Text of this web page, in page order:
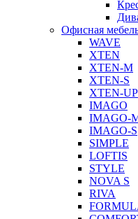
Офисная
WAVE
XTEN
XTEN-M
XTEN-S
XTEN-UP
IMAGO
IMAGO-
IMAGO-S
SIMPLE
LOFTIS
STYLE
NOVA S
RIVA